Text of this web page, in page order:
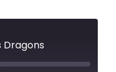
Dragons